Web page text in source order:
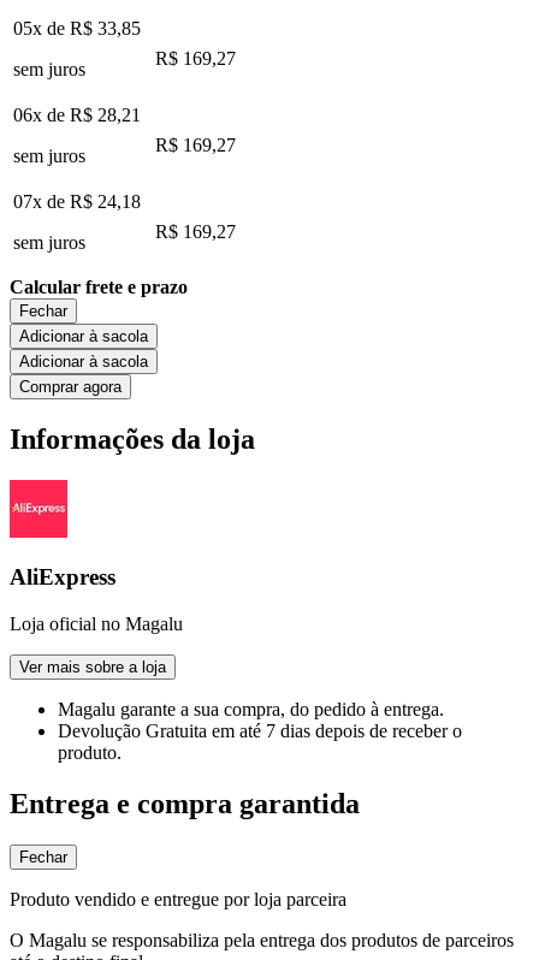
05x de R$ 33,85
sem juros
R$ 169,27
06x de R$ 28,21
sem juros
R$ 169,27
07x de R$ 24,18
sem juros
R$ 169,27
Calcular frete e prazo
Fechar
Adicionar à sacola
Adicionar à sacola
Comprar agora
Informações da loja
AliExpress
Loja oficial no Magalu
Ver mais sobre a loja
Magalu garante a sua compra, do pedido à entrega.
Devolução Gratuita em até 7 dias depois de receber o
produto.
Entrega e compra garantida
Fechar
Produto vendido e entregue por loja parceira
O Magalu se responsabiliza pela entrega dos produtos de parceiros